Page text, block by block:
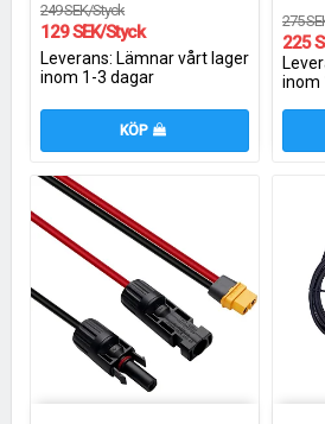
249 SEK/Styck
129 SEK/Styck
Leverans: Lämnar vårt lager
inom 1-3 dagar
KÖP
275
225
inom